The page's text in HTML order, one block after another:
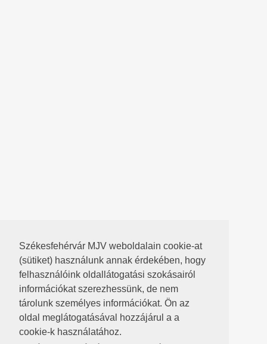
Székesfehérvár MJV weboldalain cookie-at
(sütiket) használunk annak érdekében, hogy
felhasználóink oldallátogatási szokásairól
információkat szerezhessünk, de nem
tárolunk személyes információkat. Ön az
oldal meglátogatásával hozzájárul a a
cookie-k használatához.